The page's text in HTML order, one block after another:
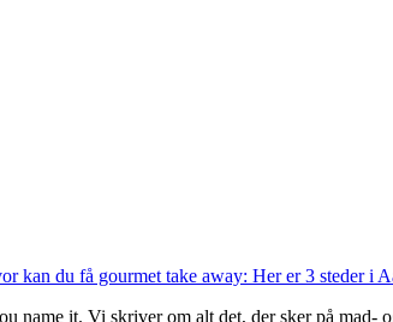
kan du få gourmet take away: Her er 3 steder i
name it. Vi skriver om alt det, der sker på